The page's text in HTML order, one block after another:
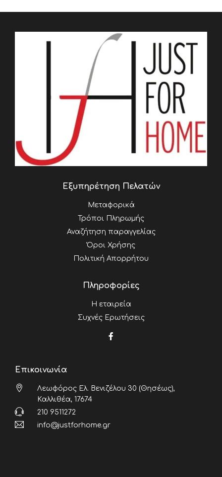
Εξυπηρέτηση Πελατών
Μεταφορικά
Τρόποι Πληρωμής
Αναζήτηση παραγγελίας
Όροι Χρήσης
Πολιτική Απορρήτου
Πληροφορίες
Η εταιρεία
Συχνές Ερωτήσεις
Επικοινωνία
Λεωφόρος Ελ. Βενιζέλου 30 (Θησέως),
Καλλιθέα, 17674
210 9511272
info@justforhome.gr